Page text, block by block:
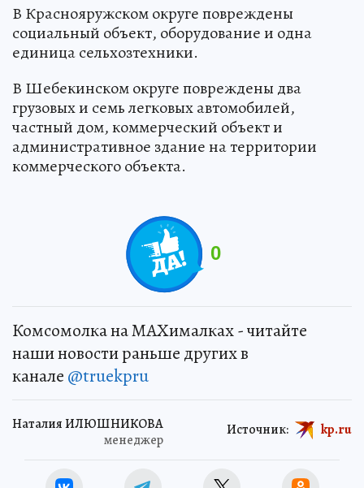
В Краснояружском округе повреждены
социальный объект, оборудование и одна
единица сельхозтехники.
В Шебекинском округе повреждены два
грузовых и семь легковых автомобилей,
частный дом, коммерческий объект и
административное здание на территории
коммерческого объекта.
0
Комсомолка на MAXималках - читайте
наши новости раньше других в
канале @truekpru
Наталия ИЛЮШНИКОВА
менеджер
Источник: kp.ru